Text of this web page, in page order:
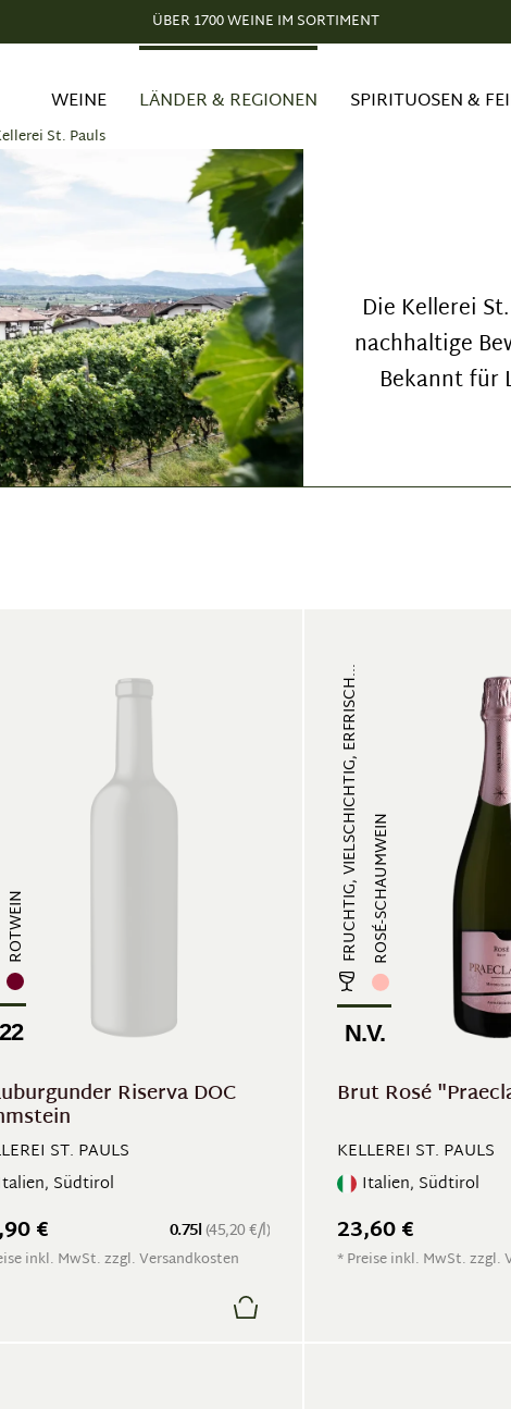
ÜBER 1700 WEINE IM SORTIMENT
St. Pauls
WEINE LÄNDER & REGIONEN SPIRITUOSEN &
Die Kellerei
nachhaltige
Bekannt für
ROTWEIN
Riserva DOC
ST. PAULS
Südtirol
0.75l (45,20 €/l)
€
inkl. MwSt. zzgl. Versandkosten
FRUCHTIG, VIELSCHICHTIG, ERFRISCH...ROSÉ-SCHAUMWEIN
N.V.
Brut Rosé
KELLEREI ST. PAULS
Italien, Südtirol
23,60 €
* Preise inkl. MwSt. zzgl.